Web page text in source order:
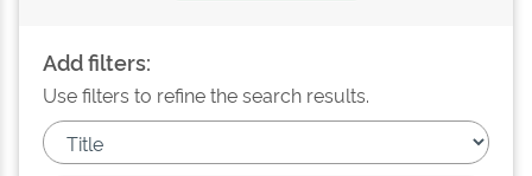
Add filters:
Use filters to refine the search results.